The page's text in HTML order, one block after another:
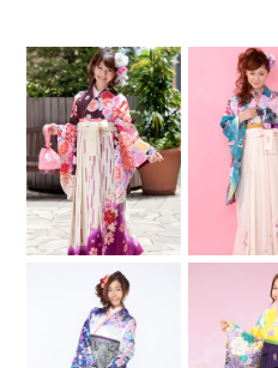
※店舗、自由が丘きものオンライ
ンタル料金が異なります。
予めご了承ください。